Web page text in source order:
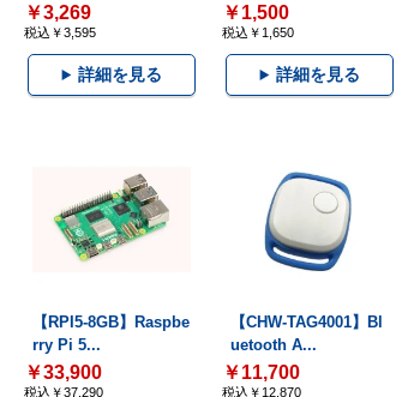
￥3,269
税込￥3,595
詳細を見る
￥1,500
税込￥1,650
詳細を見る
【RPI5-8GB】Raspbe
rry Pi 5...
￥33,900
税込￥37,290
【CHW-TAG4001】Bl
uetooth A...
￥11,700
税込￥12,870